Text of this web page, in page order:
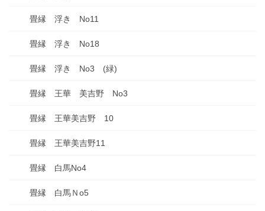
畳縁 浮き No11
畳縁 浮き No18
畳縁 浮き No3 (緑)
畳縁 王華 美吉野 No3
畳縁 王華美吉野 10
畳縁 王華美吉野11
畳縁 白馬No4
畳縁 白馬Ｎo5